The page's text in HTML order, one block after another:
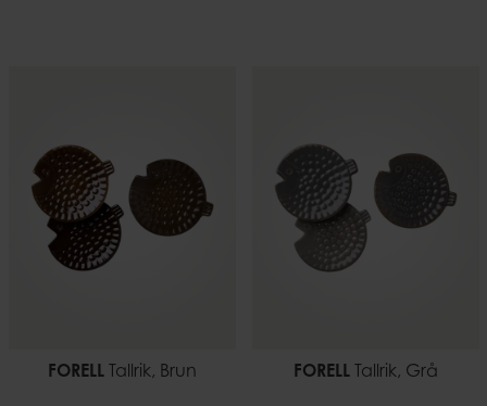
FORELLTallrik, Brun FORELLTallrik, Grå